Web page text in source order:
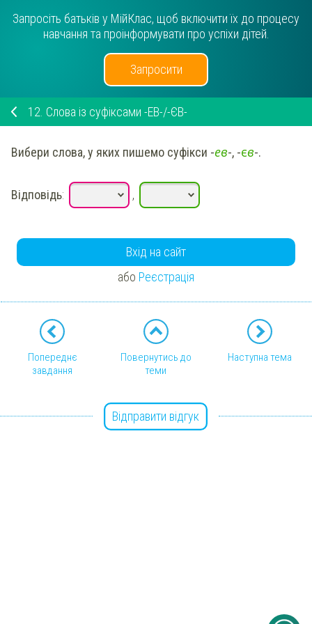
Запросіть батьків у МійКлас, щоб включити їх до процесу
навчання та проінформувати про успіхи дітей.
Запросити
12. Слова із суфіксами -ЕВ-/-ЄВ-
Вибери слова, у яких пишемо суфікси -ев-, -єв-.
Відповідь: ,
Вхід на сайт
або Реєстрація
Попереднє
завдання
Повернутись до
теми
Наступна тема
Відправити відгук